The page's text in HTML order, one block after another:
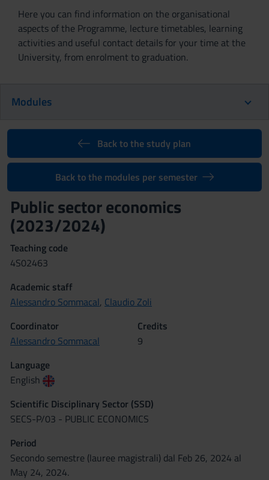
Here you can find information on the organisational
aspects of the Programme, lecture timetables, learning
activities and useful contact details for your time at the
University, from enrolment to graduation.
Modules
Back to the study plan
Back to the modules per semester
Public sector economics
(2023/2024)
Teaching code
4S02463
Academic staff
Alessandro Sommacal, Claudio Zoli
Coordinator
Alessandro Sommacal
Credits
9
Language
English
Scientific Disciplinary Sector (SSD)
SECS-P/03 - PUBLIC ECONOMICS
Period
Secondo semestre (lauree magistrali) dal Feb 26, 2024 al
May 24, 2024.